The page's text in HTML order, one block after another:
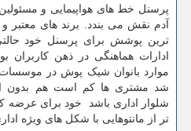
پرسنل خط های هواپیمایی و
آدم نقش می بندد. برند های معتبر
ترین پوشش برای پرسنل خود
ادارات هماهنگی در ذهن
موارد بانوان شیک پوش در
شد مشتری ها کم است هم بدون
شلوار اداری باشد خود برای عرضه
تر از مانتوهایی با شکل های ویژه